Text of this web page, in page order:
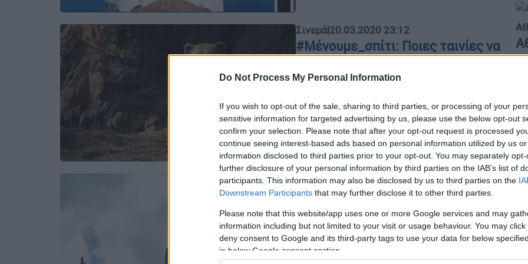
Do Not Process My Personal Information
If you wish to opt-out of the sale, sharing to third parties, or processing of your
sensitive information for targeted advertising by us, please use the below opt-out
confirm your selection. Please note that after your opt-out request is processed
continue seeing interest-based ads based on personal information utilized by us
information disclosed to third parties prior to your opt-out. You may separately
further disclosure of your personal information by third parties on the IAB’s list of
participants. This information may also be disclosed by us to third parties on the
Downstream Participants that may further disclose it to other third parties.
Please note that this website/app uses one or more Google services and may
information including but not limited to your visit or usage behaviour. You may
deny consent to Google and its third-party tags to use your data for below
in below Google consent section.
Σινεμά|20.03.2020 23:12
#Μένουμε_σπίτι: Ποιες ταινίες να
τηλεόραση και Netflix
συνδρομητικά κανάλια της ελληνικής
τηλεόρασης από 22 μέχρι 28 Μαρτίου,
καθώς και στην πλατφόρμα streaming
του Netflix με ελληνικούς υπότιτλους
Σινεμά 04.02.2020 18:17
ΕΡΤ: Ανασυγκρότηση της
Επιτροπής Κινηματογράφου για
την ενίσχυση της εγχώριας
παραγωγής